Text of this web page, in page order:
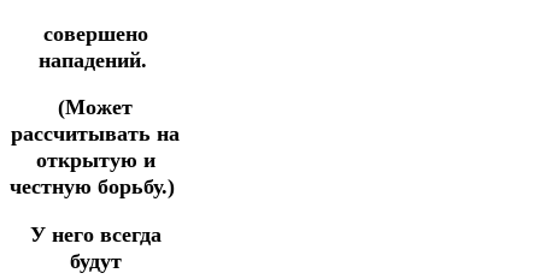
совершено
нападений.
(Может
рассчитывать на
открытую и
честную борьбу.)
У него всегда
будут